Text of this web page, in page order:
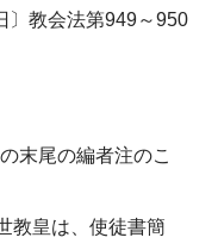
〕教会法第949～950
末尾の編者注のこ
教皇は、使徒書簡